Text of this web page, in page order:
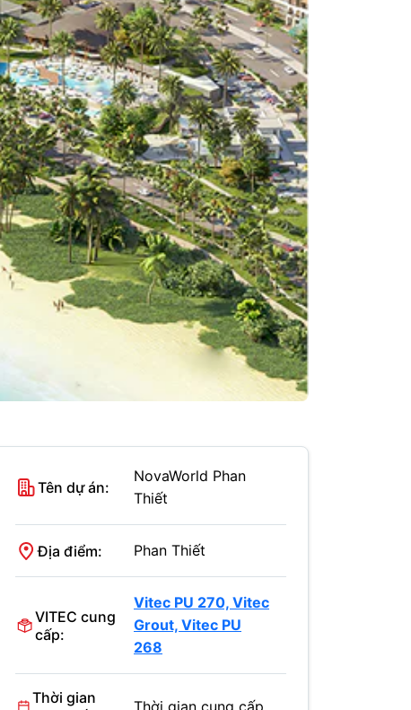
Tên dự án:
NovaWorld Phan
Thiết
Địa điểm: Phan Thiết
VITEC cung
cấp:
Vitec PU 270, Vitec
Grout, Vitec PU
268
Thời gian
Thời gian cung cấp